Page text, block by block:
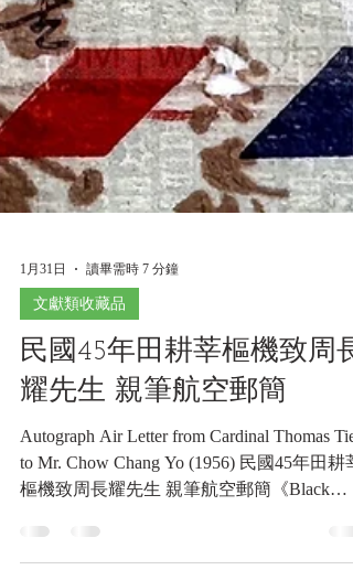
1月31日 讀畢需時 7 分鐘
文獻類收藏品
民國45年田耕莘樞機致周長
耀先生 親筆航空郵簡
Autograph Air Letter from Cardinal Thomas
to Mr. Chow Chang Yo (1956) 民國45年田耕莘